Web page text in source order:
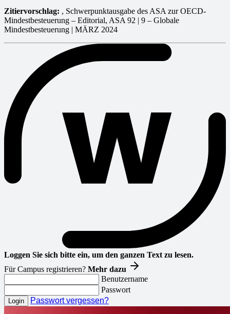
Zitiervorschlag: , Schwerpunktausgabe des ASA zur OECD-
Mindestbesteuerung – Editorial, ASA 92 | 9 – Globale
Mindestbesteuerung | MÄRZ 2024
Loggen Sie sich bitte ein, um den ganzen Text zu lesen.
Für Campus registrieren? Mehr dazu
Benutzername
Passwort
Passwort vergessen?